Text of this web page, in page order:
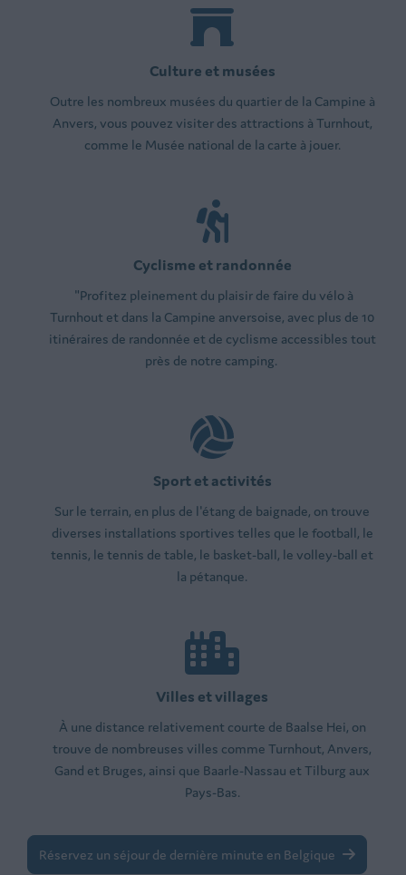
Culture et musées
Outre les nombreux musées du quartier de la Campine à
Anvers, vous pouvez visiter des attractions à Turnhout,
comme le Musée national de la carte à jouer.
Cyclisme et randonnée
"Profitez pleinement du plaisir de faire du vélo à
Turnhout et dans la Campine anversoise, avec plus de 10
itinéraires de randonnée et de cyclisme accessibles tout
près de notre camping.
Sport et activités
Sur le terrain, en plus de l'étang de baignade, on trouve
diverses installations sportives telles que le football, le
tennis, le tennis de table, le basket-ball, le volley-ball et
la pétanque.
Villes et villages
À une distance relativement courte de Baalse Hei, on
trouve de nombreuses villes comme Turnhout, Anvers,
Gand et Bruges, ainsi que Baarle-Nassau et Tilburg aux
Pays-Bas.
Réservez un séjour de dernière minute en Belgique